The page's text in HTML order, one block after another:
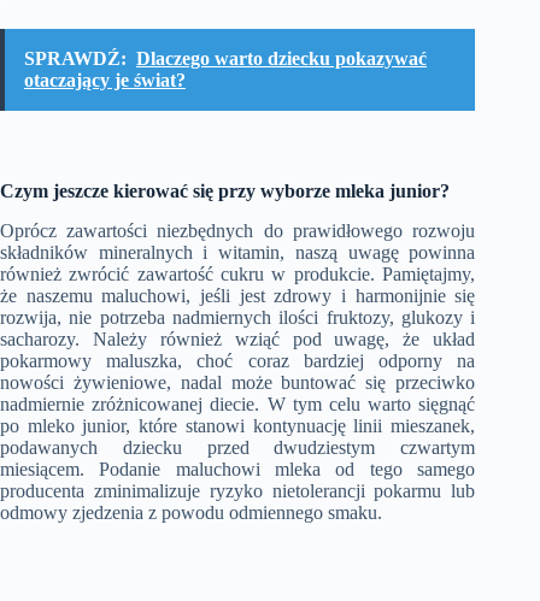
SPRAWDŹ: Dlaczego warto dziecku pokazywać
otaczający je świat?
Czym jeszcze kierować się przy wyborze mleka junior?
Oprócz zawartości niezbędnych do prawidłowego rozwoju
składników mineralnych i witamin, naszą uwagę powinna
również zwrócić zawartość cukru w produkcie. Pamiętajmy,
że naszemu maluchowi, jeśli jest zdrowy i harmonijnie się
rozwija, nie potrzeba nadmiernych ilości fruktozy, glukozy i
sacharozy. Należy również wziąć pod uwagę, że układ
pokarmowy maluszka, choć coraz bardziej odporny na
nowości żywieniowe, nadal może buntować się przeciwko
nadmiernie zróżnicowanej diecie. W tym celu warto sięgnąć
po mleko junior, które stanowi kontynuację linii mieszanek,
podawanych dziecku przed dwudziestym czwartym
miesiącem. Podanie maluchowi mleka od tego samego
producenta zminimalizuje ryzyko nietolerancji pokarmu lub
odmowy zjedzenia z powodu odmiennego smaku.